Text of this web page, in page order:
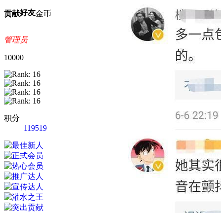
贡献好友金币
管理员
10000
积分
119519